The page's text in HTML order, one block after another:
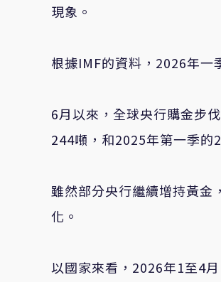
現象。
根據IMF的資料，2026年一
6月以來，全球央行購金步
244噸，和2025年第一季的
雖然部分央行繼續增持黃金
化。
以國家來看，2026年1至4